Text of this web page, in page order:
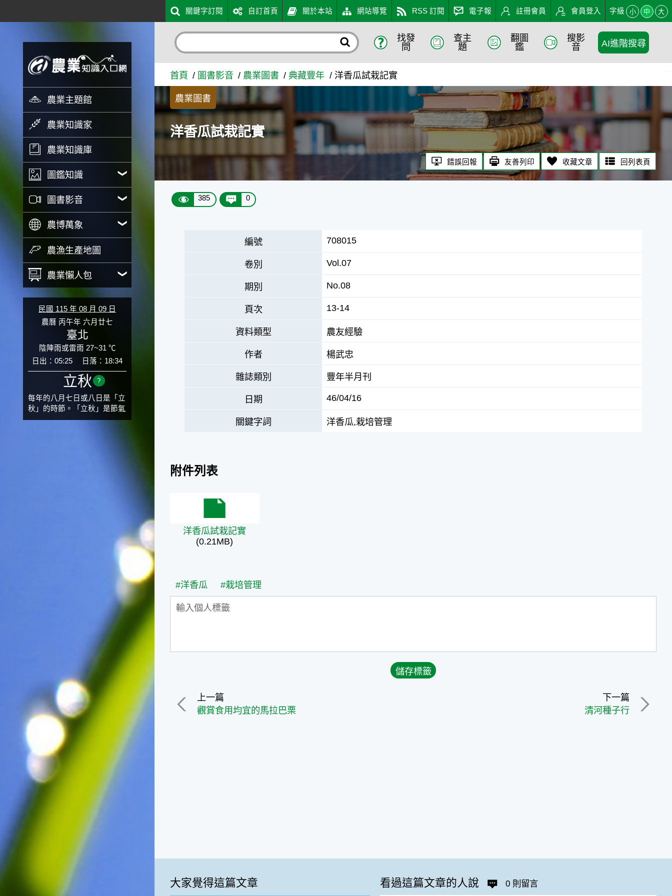
洋香瓜試栽記實 - 農業知識入口網
農業主題館
農業知識家
農業知識庫
圖鑑知識
圖書影音
農博萬象
農漁生產地圖
農業懶人包
民國 115 年 08 月 09 日
農曆 丙午年 六月廿七
臺北
陰陣雨或雷雨 27~31 ℃
日出：05:25
日落：18:34
立秋 ?
每年的八月七日或八日是「立
秋」的時節。「立秋」是節氣
邁入秋涼的先聲，表示酷熱難
趕在立秋前後完成插秧工作，
否則再晚的話，就會影響稻作
好，所以選對時機插秧播種是
個時節，台灣周圍海域的水溫
仍然偏高，所以此時的漁獲還
是多屬於暖水魚，例如東部的
海域可以捕獲到鮮美的立翅旗
魚，在高雄外海有小串、烏
賊，澎湖附近則有鰆、蝦可以
捕獲。◎節氣小園丁這個節氣
是龍眼的盛產期，「龍眼」是
一般家庭在喜慶時常選用的水
果。在民間，人們相信吃了龍
眼肉，子孫會做大官，而且龍
眼又稱為「福圓」，所以有句
俗諺是這麼說的：「食福圓生
子生孫中狀元」，可見龍眼在
民間流傳的說法中是種有「福
氣」的水果喔！◎節氣生活在
這個節氣裡，最重要的節日就
是八月八日的父親節了。或許
因為父親節不一定逢到星期日
的關係，父親節在感覺上似乎
沒有母親節來得熱絡。不過，
父親為家庭付出的辛苦與努力
爸表達出心中的敬重與關愛，
相信平日辛勞的爸爸知道你的
心意後，一定會非常高興的。
高地半收，低地水漂流」這句
關鍵字訂閱 自訂首頁 關於本站 網站導覽 RSS 訂閱 電子報 註冊會員 會員登入 字級 小 中 大
找發
問
查主
題
翻圖
鑑
搜影
音
AI進階搜尋
首頁 圖書影音 農業圖書 典藏豐年 洋香瓜試栽記實
農業圖書
洋香瓜試栽記實
錯誤回報 友善列印 收藏文章 回列表頁
385 0
編號 708015
卷別 Vol.07
期別 No.08
頁次 13-14
資料類型 農友經驗
作者 楊武忠
雜誌類別 豐年半月刊
日期 46/04/16
關鍵字詞 洋香瓜,栽培管理
附件列表
洋香瓜試栽記實
洋香瓜試栽記實
(0.21MB)
#洋香瓜 #栽培管理
上一篇
觀賞食用均宜的馬拉巴栗
下一篇
清河種子行
大家覺得這篇文章 看過這篇文章的人說 0 則留言